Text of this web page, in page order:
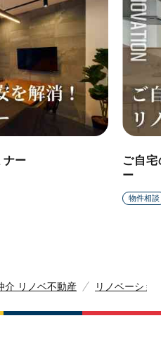
ナー
ご自
ー
物件相談
介 リノベ不動産 リノベーショ